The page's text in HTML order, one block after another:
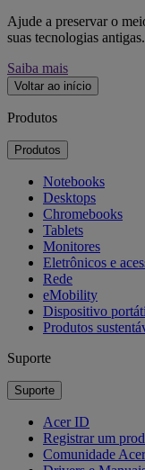
Ajude a preservar o
suas tecnologias antigas.
Saiba mais
Voltar ao início
Produtos
Produtos
Notebooks
Desktops
Chromebooks
Tablets
Monitores
Eletrônicos e
Rede
eMobility
Dispositivo
Produtos
Suporte
Suporte
Acer ID
Registrar um
Comunidade Acer